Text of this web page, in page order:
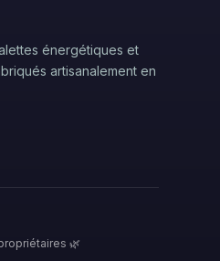
énergétiques et
artisanalement en
🌿